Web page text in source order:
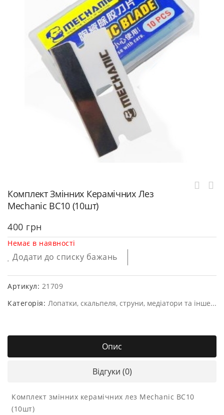
Комплект Змінних Керамічних Лез
Mechanic BC10 (10шт)
400 грн
Немає в наявності
Додати до списку бажань
Артикул: 21709
Категорія: Лопатки, скальпеля, струни, медіатори та інше...
Опис
Відгуки (0)
Комплект змінних керамічних лез Mechanic BC10
(10шт)